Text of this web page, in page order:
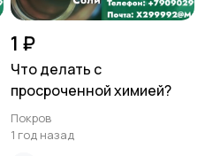
1 ₽
Что делать с
просроченной химией?
Покров
1 год назад